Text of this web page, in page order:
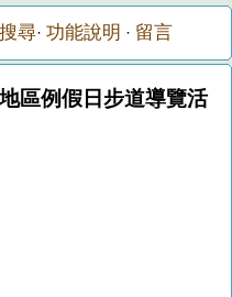
搜尋· 功能說明 · 留言
區例假日步道導覽活